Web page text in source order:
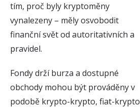
tím, proč byly kryptoměny
vynalezeny – měly osvobodit
finanční svět od autoritativních a
pravidel.
Fondy drží burza a dostupné
obchody mohou být prováděny v
podobě krypto-krypto, fiat-krypto